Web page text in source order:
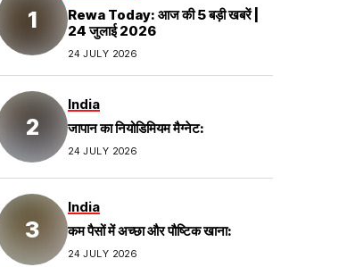
Rewa Today: आज की 5 बड़ी खबरें |
24 जुलाई 2026
24 JULY 2026
India
जापान का नियोडिमियम मैग्नेट:
24 JULY 2026
India
कम पैसों में अच्छा और पौष्टिक खाना:
24 JULY 2026